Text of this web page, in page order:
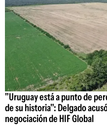
"Uruguay está a punto de
de su historia": Delgado
negociación de HIF Global